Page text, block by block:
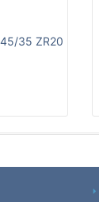
35 ZR20